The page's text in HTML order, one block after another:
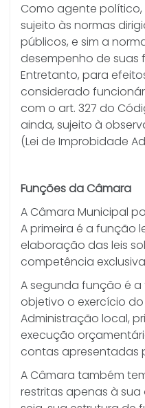
Como agente
sujeito às normas
públicos, e sim a
desempenho de suas
Entretanto, para
considerado
com o art. 327 do
ainda, sujeito à
(Lei de Improbidade
Funções da Câmara
A Câmara Municipal
A primeira é a função
elaboração das leis
competência
A segunda função é
objetivo o exercício
Administração local,
execução
contas apresentadas
A Câmara também
restritas apenas à